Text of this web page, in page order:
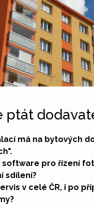
ptát
má na bytových
software pro řízení
sdílení?
v celé ČR, i po